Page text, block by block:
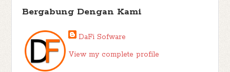
Bergabung Dengan Kami
DaFi Sofware
View my complete profile